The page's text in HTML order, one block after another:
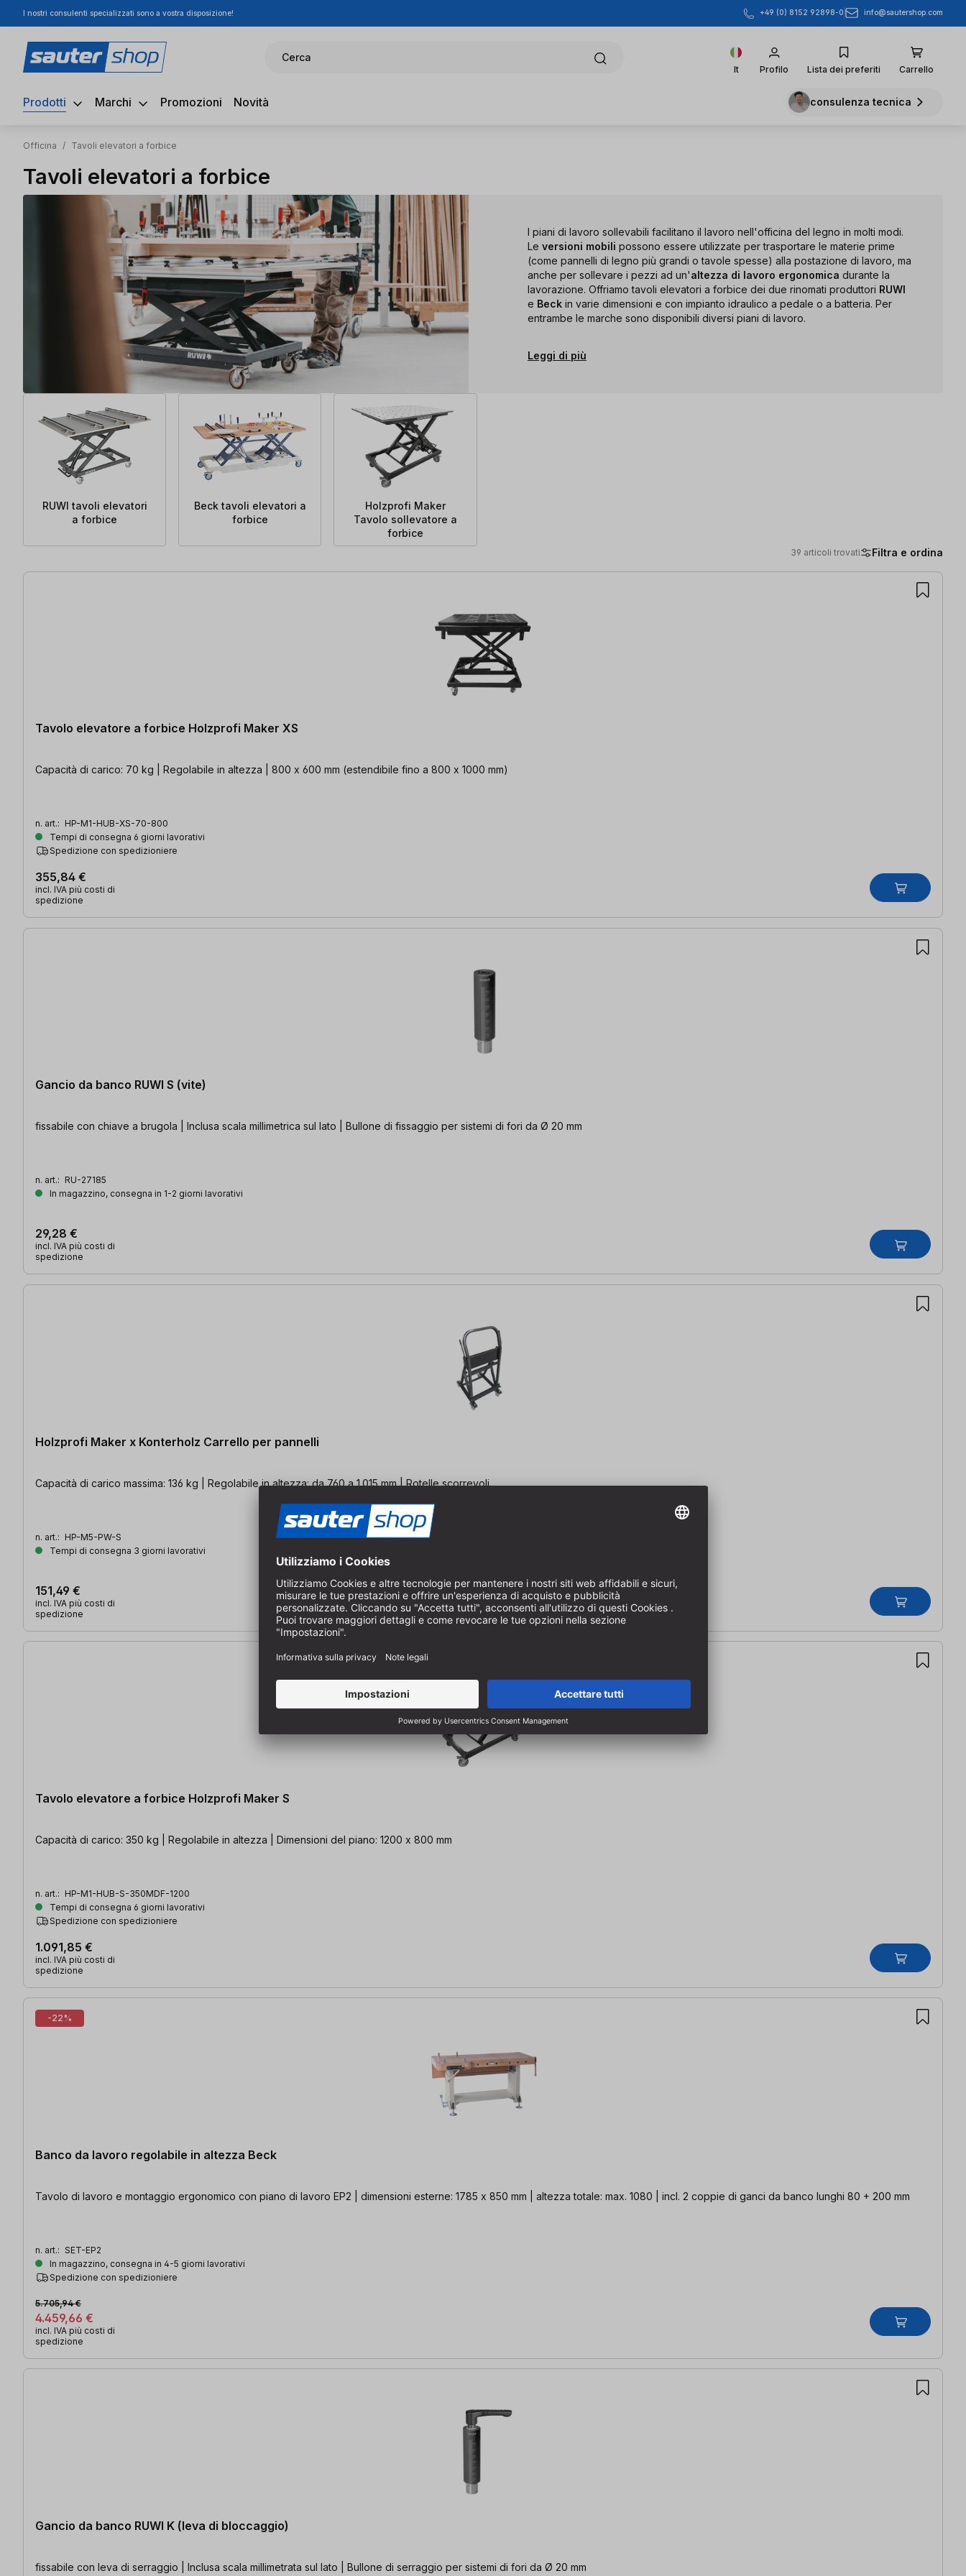
al contenuto principale
Salta alla ricerca
Passa alla navigazione principale
I nostri consulenti specializzati sono a vostra disposizione! +49 (0) 8152 92898-0 info@sautershop.com
Cerca
It Profilo Lista dei preferiti Carrello
Prodotti Marchi Promozioni Novità consulenza tecnica
Officina / Tavoli elevatori a forbice
Tavoli elevatori a forbice
I piani di lavoro sollevabili facilitano il lavoro nell'officina del legno in molti modi.
Le versioni mobili possono essere utilizzate per trasportare le materie prime
(come pannelli di legno più grandi o tavole spesse) alla postazione di lavoro, ma
anche per sollevare i pezzi ad un'altezza di lavoro ergonomica durante la
lavorazione. Offriamo tavoli elevatori a forbice dei due rinomati produttori RUWI
e Beck in varie dimensioni e con impianto idraulico a pedale o a batteria. Per
entrambe le marche sono disponibili diversi piani di lavoro.
Leggi di più
RUWI tavoli elevatori
a forbice
Beck tavoli elevatori a
forbice
Holzprofi Maker
Tavolo sollevatore a
forbice
39 articoli trovati Filtra e ordina
39 articoli trovati
Tavolo elevatore a forbice Holzprofi Maker XS
Capacità di carico: 70 kg | Regolabile in altezza | 800 x 600 mm (estendibile fino a 800 x 1000 mm)
n. art.: HP-M1-HUB-XS-70-800
Tempi di consegna 6 giorni lavorativi
Spedizione con spedizioniere
355,84 €
incl. IVA più costi di
spedizione
Gancio da banco RUWI S (vite)
fissabile con chiave a brugola | Inclusa scala millimetrica sul lato | Bullone di fissaggio per sistemi di fori da Ø 20 mm
n. art.: RU-27185
In magazzino, consegna in 1-2 giorni lavorativi
29,28 €
incl. IVA più costi di
spedizione
Holzprofi Maker x Konterholz Carrello per pannelli
Capacità di carico massima: 136 kg | Regolabile in altezza: da 760 a 1.015 mm | Rotelle scorrevoli
n. art.: HP-M5-PW-S
Tempi di consegna 3 giorni lavorativi
151,49 €
incl. IVA più costi di
spedizione
Tavolo elevatore a forbice Holzprofi Maker S
Capacità di carico: 350 kg | Regolabile in altezza | Dimensioni del piano: 1200 x 800 mm
n. art.: HP-M1-HUB-S-350MDF-1200
Tempi di consegna 6 giorni lavorativi
Spedizione con spedizioniere
1.091,85 €
incl. IVA più costi di
spedizione
-22%
Banco da lavoro regolabile in altezza Beck
Tavolo di lavoro e montaggio ergonomico con piano di lavoro EP2 | dimensioni esterne: 1785 x 850 mm | altezza totale: max. 1080 | incl. 2 coppie di ganci da banco lunghi 80 + 200 mm
n. art.: SET-EP2
In magazzino, consegna in 4-5 giorni lavorativi
Spedizione con spedizioniere
4.459,66 €
5.705,94 €
incl. IVA più costi di
spedizione
Gancio da banco RUWI K (leva di bloccaggio)
fissabile con leva di serraggio | Inclusa scala millimetrata sul lato | Bullone di serraggio per sistemi di fori da Ø 20 mm